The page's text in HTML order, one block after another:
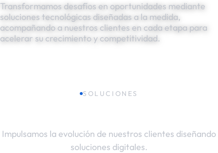
Transformamos desafíos en oportunidades mediante
soluciones tecnológicas diseñadas a la medida,
acompañando a nuestros clientes en cada etapa para
acelerar su crecimiento y competitividad.
SOLUCIONES
Impulsamos la evolución de nuestros clientes diseñando
soluciones digitales.